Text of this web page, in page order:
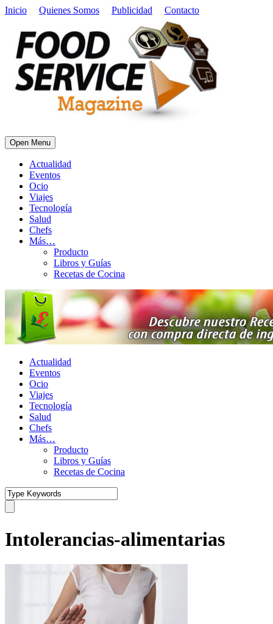
Inicio Quienes Somos Publicidad Contacto
Open Menu
Actualidad
Eventos
Ocio
Viajes
Tecnología
Salud
Chefs
Más…
Producto
Libros y Guías
Recetas de Cocina
Actualidad
Eventos
Ocio
Viajes
Tecnología
Salud
Chefs
Más…
Producto
Libros y Guías
Recetas de Cocina
Intolerancias-alimentarias